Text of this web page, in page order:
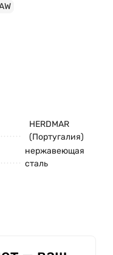
HERDMAR
(Португалия)
нержавеющая
сталь